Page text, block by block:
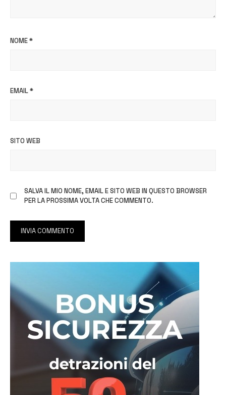
NOME*
EMAIL*
SITO WEB
SALVA IL MIO NOME, EMAIL E SITO WEB IN QUESTO BROWSER
PER LA PROSSIMA VOLTA CHE COMMENTO.